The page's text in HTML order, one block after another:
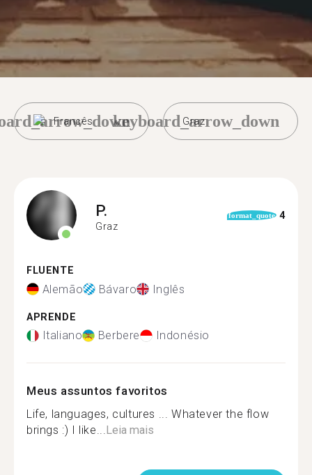
Francês Graz
keyboard_arrow_down
P.
Graz
format_quote 4
FLUENTE
Alemão Bávaro Inglês
APRENDE
Italiano Berbere Indonésio
Meus assuntos favoritos
Life, languages, cultures ... Whatever the flow
brings :) I like...Leia mais